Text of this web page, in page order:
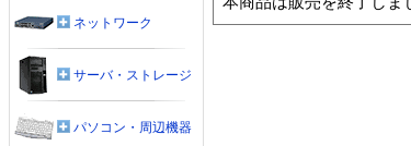
ネットワーク
サーバ・ストレージ
パソコン・周辺機器